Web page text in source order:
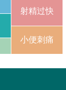
射精过快
小便刺痛